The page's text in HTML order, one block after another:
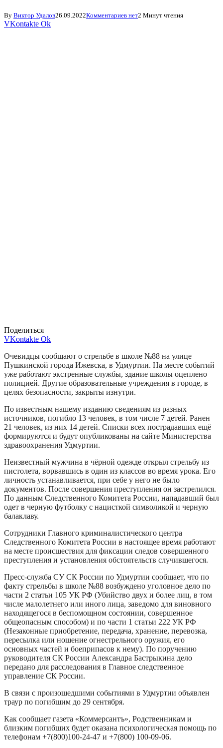
By Виктор Удалов26.09.2022Комментариев нет2 Минут чтения
VKontakte Ok
Поделиться
VKontakte Ok
Очевидцы сообщают о стрельбе в школе №88 на улице
Пушкинской города Ижевска, в Удмуртии. На месте событий
уже работают экстренные службы, здание школы оцеплено
полицией. Другие образовательные учреждения в городе, в
целях безопасности, закрыты изнутри.
По известным нашему изданию сведениям из разных
источников, погибло 13 человек, в том числе 7 детей. Ранен
21 человек, из них 14 детей. Списки всех пострадавших ещё
формируются и будут опубликованы на сайте Министерства
здравоохранения Удмуртии.
Неизвестный мужчина в чёрной одежде открыл стрельбу из
пистолета, ворвавшись в один из классов во время урока. Его
личность устанавливается, при себе у него не было
документов. После совершения преступления он застрелился.
По данным Следственного Комитета России, нападавший был
одет в черную футболку с нацисткой символикой и черную
балаклаву.
Сотрудники Главного криминалистического центра
Следственного Комитета России в настоящее время работают
на месте происшествия для фиксации следов совершенного
преступления и установления обстоятельств случившегося.
Пресс-служба СУ СК России по Удмуртии сообщает, что по
факту стрельбы в школе №88 возбуждено уголовное дело по
части 2 статьи 105 УК РФ (Убийство двух и более лиц, в том
числе малолетнего или иного лица, заведомо для виновного
находящегося в беспомощном состоянии, совершенное
общеопасным способом) и по части 1 статьи 222 УК РФ
(Незаконные приобретение, передача, хранение, перевозка,
пересылка или ношение огнестрельного оружия, его
основных частей и боеприпасов к нему). По поручению
руководителя СК России Александра Бастрыкина дело
передано для расследования в Главное следственное
управление СК России.
В связи с произошедшими событиями в Удмуртии объявлен
траур по погибшим до 29 сентября.
Как сообщает газета «Коммерсантъ», Родственникам и
близким погибших будет оказана психологическая помощь по
телефонам +7(800)100-24-47 и +7(800) 100-09-06.